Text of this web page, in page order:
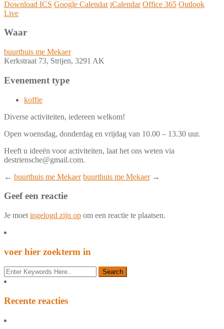
Download ICS Google Calendar iCalendar Office 365 Outlook
Live
Waar
buurthuis me Mekaer
Kerkstraat 73, Strijen, 3291 AK
Evenement type
koffie
Diverse activiteiten, iedereen welkom!
Open woensdag, donderdag en vrijdag van 10.00 – 13.30 uur.
Heeft u ideeën voor activiteiten, laat het ons weten via
destriensche@gmail.com.
← buurthuis me Mekaer buurthuis me Mekaer→
Geef een reactie
Je moet ingelogd zijn op om een reactie te plaatsen.
voer hier zoekterm in
Recente reacties